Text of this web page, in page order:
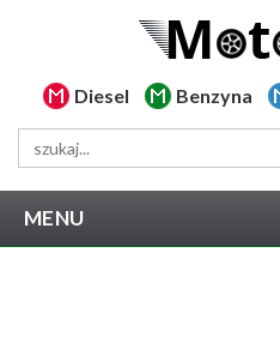
Diesel Benzyna
MENU